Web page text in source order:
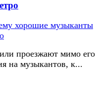
проезжают мимо его
на музыкантов, к...